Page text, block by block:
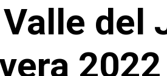
del
2022